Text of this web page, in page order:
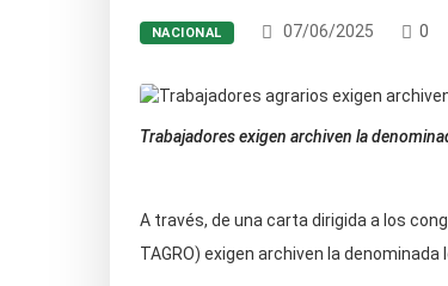
NACIONAL 07/06/2025 0
Trabajadores exigen archiven la
A través, de una carta dirigida a los
TAGRO) exigen archiven la